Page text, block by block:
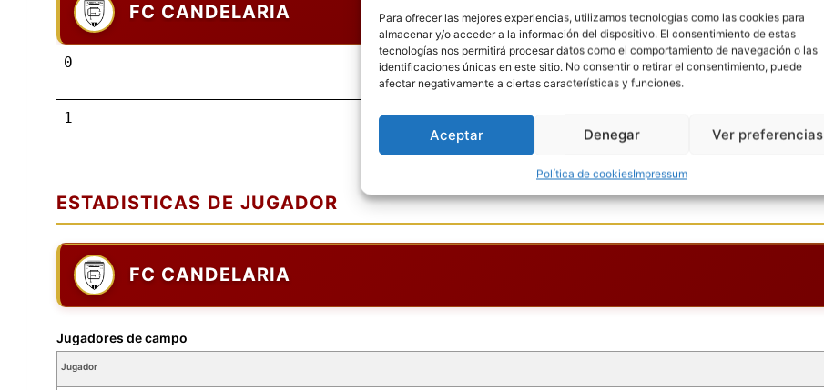
Para ofrecer las mejores experiencias, utilizamos tecnologías como las cookies para
almacenar y/o acceder a la información del dispositivo. El consentimiento de estas
tecnologías nos permitirá procesar datos como el comportamiento de navegación o las
identificaciones únicas en este sitio. No consentir o retirar el consentimiento, puede
afectar negativamente a ciertas características y funciones.
Aceptar Denegar Ver preferencias
Política de cookiesImpressum
FC CANDELARIA
0 Tarjetas amarillas
1
ESTADISTICAS DE JUGADOR
FC CANDELARIA
Jugador
Jugadores de campo